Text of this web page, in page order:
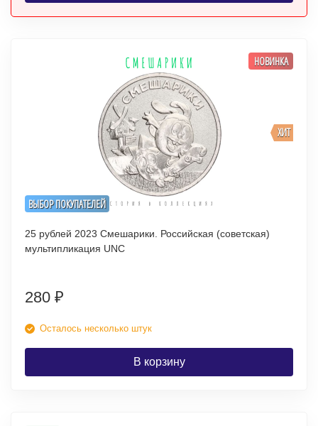
ВЫБОР ПОКУПАТЕЛЕЙ
ХИТ
НОВИНКА
25 рублей 2023 Смешарики. Российская (советская)
мультипликация UNC
280 ₽
Осталось несколько штук
В корзину